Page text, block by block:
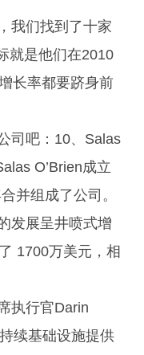
我们找到了十家
就是他们在2010
长率都要跻身前
司吧：10、Salas
O’Brien成立
并组成了公司。
发展呈井喷式增
1700万美元，相
执行官Darin
续基础设施提供